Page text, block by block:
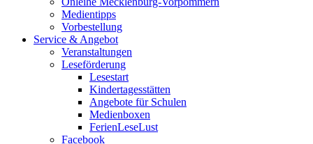
Medientipps
Vorbestellung
Service & Angebot
Veranstaltungen
Leseförderung
Lesestart
Kindertagesstätten
Angebote für Schulen
Medienboxen
FerienLeseLust
Facebook